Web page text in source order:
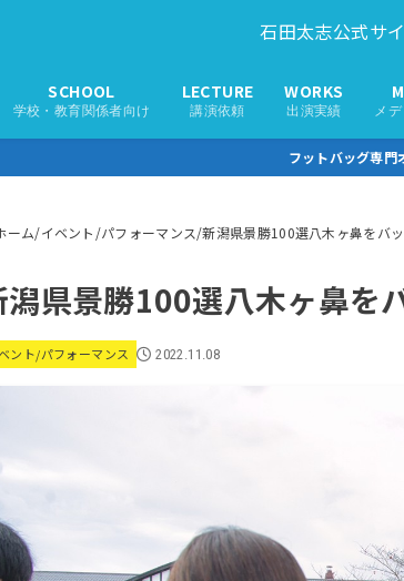
石田太志公式サ
SCHOOL
学校・教育関係者向け
LECTURE
講演依頼
WORKS
出演実績 メ
フットバッグ専門
ーム イベント/パフォーマンス 新潟県景勝100選八木ヶ鼻をバ
潟県景勝100選八木ヶ鼻を
ント/パフォーマンス 2022.11.08